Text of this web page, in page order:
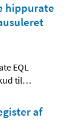
hippurate
EQL
til…
af